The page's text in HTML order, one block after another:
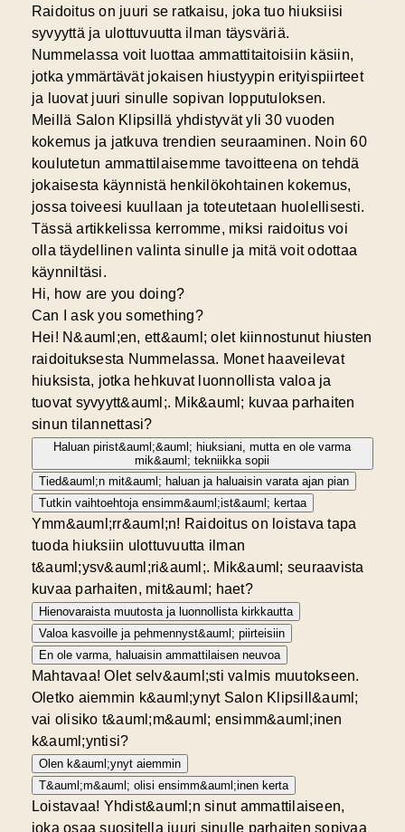
Raidoitus on juuri se ratkaisu, joka tuo hiuksiisi
syvyyttä ja ulottuvuutta ilman täysväriä.
Nummelassa voit luottaa ammattitaitoisiin käsiin,
jotka ymmärtävät jokaisen hiustyypin erityispiirteet
ja luovat juuri sinulle sopivan lopputuloksen.
Meillä Salon Klipsillä yhdistyvät yli 30 vuoden
kokemus ja jatkuva trendien seuraaminen. Noin 60
koulutetun ammattilaisemme tavoitteena on tehdä
jokaisesta käynnistä henkilökohtainen kokemus,
jossa toiveesi kuullaan ja toteutetaan huolellisesti.
Tässä artikkelissa kerromme, miksi raidoitus voi
olla täydellinen valinta sinulle ja mitä voit odottaa
käynniltäsi.
Hi, how are you doing?
Can I ask you something?
Hei! N&auml;en, ett&auml; olet kiinnostunut hiusten
raidoituksesta Nummelassa. Monet haaveilevat
hiuksista, jotka hehkuvat luonnollista valoa ja
tuovat syvyytt&auml;. Mik&auml; kuvaa parhaiten
sinun tilannettasi?
Haluan pirist&auml;&auml; hiuksiani, mutta en ole varma
mik&auml; tekniikka sopii
Tied&auml;n mit&auml; haluan ja haluaisin varata ajan pian
Tutkin vaihtoehtoja ensimm&auml;ist&auml; kertaa
Ymm&auml;rr&auml;n! Raidoitus on loistava tapa
tuoda hiuksiin ulottuvuutta ilman
t&auml;ysv&auml;ri&auml;. Mik&auml; seuraavista
kuvaa parhaiten, mit&auml; haet?
Hienovaraista muutosta ja luonnollista kirkkautta
Valoa kasvoille ja pehmennyst&auml; piirteisiin
En ole varma, haluaisin ammattilaisen neuvoa
Mahtavaa! Olet selv&auml;sti valmis muutokseen.
Oletko aiemmin k&auml;ynyt Salon Klipsill&auml;
vai olisiko t&auml;m&auml; ensimm&auml;inen
k&auml;yntisi?
Olen k&auml;ynyt aiemmin
T&auml;m&auml; olisi ensimm&auml;inen kerta
Loistavaa! Yhdist&auml;n sinut ammattilaiseen,
joka osaa suositella juuri sinulle parhaiten sopivaa